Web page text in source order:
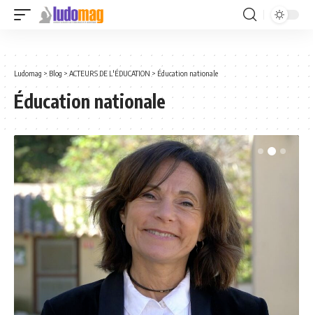
Ludomag > Blog > ACTEURS DE L'ÉDUCATION > Éducation nationale
Éducation nationale